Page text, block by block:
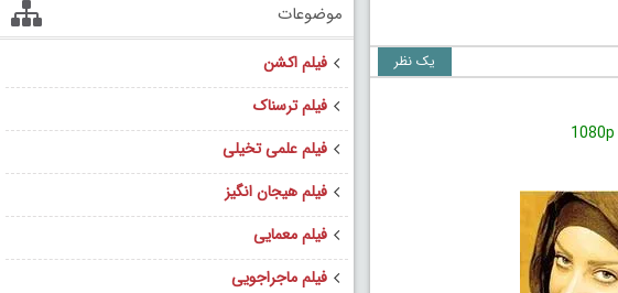
یک نظر
موضوعات
فیلم اکشن
فیلم ترسناک
فیلم علمی تخیلی
فیلم هیجان انگیز
فیلم معمایی
فیلم ماجراجویی